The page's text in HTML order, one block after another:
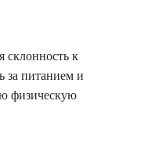
склонность к
за питанием и
физическую